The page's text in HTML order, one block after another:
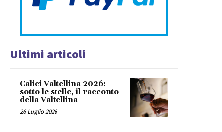
Ultimi articoli
Calici Valtellina 2026:
sotto le stelle, il racconto
della Valtellina
26 Luglio 2026